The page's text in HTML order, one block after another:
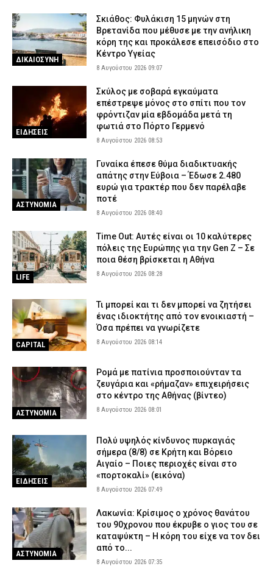
ΔΙΚΑΙΟΣΥΝΗ
Σκιάθος: Φυλάκιση 15 μηνών στη
Βρετανίδα που μέθυσε με την ανήλικη
κόρη της και προκάλεσε επεισόδιο στο
Κέντρο Υγείας
8 Αυγούστου 2026 09:07
ΕΙΔΗΣΕΙΣ
Σκύλος με σοβαρά εγκαύματα
επέστρεψε μόνος στο σπίτι που τον
φρόντιζαν μία εβδομάδα μετά τη
φωτιά στο Πόρτο Γερμενό
8 Αυγούστου 2026 08:53
ΑΣΤΥΝΟΜΙΑ
Γυναίκα έπεσε θύμα διαδικτυακής
απάτης στην Εύβοια – Έδωσε 2.480
ευρώ για τρακτέρ που δεν παρέλαβε
ποτέ
8 Αυγούστου 2026 08:40
LIFE
Time Out: Αυτές είναι οι 10 καλύτερες
πόλεις της Ευρώπης για την Gen Z – Σε
ποια θέση βρίσκεται η Αθήνα
8 Αυγούστου 2026 08:28
CAPITAL
Τι μπορεί και τι δεν μπορεί να ζητήσει
ένας ιδιοκτήτης από τον ενοικιαστή –
Όσα πρέπει να γνωρίζετε
8 Αυγούστου 2026 08:14
ΑΣΤΥΝΟΜΙΑ
Ρομά με πατίνια προσποιούνταν τα
ζευγάρια και «ρήμαζαν» επιχειρήσεις
στο κέντρο της Αθήνας (βίντεο)
8 Αυγούστου 2026 08:01
ΕΙΔΗΣΕΙΣ
Πολύ υψηλός κίνδυνος πυρκαγιάς
σήμερα (8/8) σε Κρήτη και Βόρειο
Αιγαίο – Ποιες περιοχές είναι στο
«πορτοκαλί» (εικόνα)
8 Αυγούστου 2026 07:49
ΑΣΤΥΝΟΜΙΑ
Λακωνία: Κρίσιμος ο χρόνος θανάτου
του 90χρονου που έκρυβε ο γιος του σε
καταψύκτη – Η κόρη του είχε να τον δει
από το...
8 Αυγούστου 2026 07:35